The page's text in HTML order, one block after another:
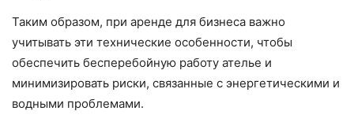
Таким образом, при аренде для бизнеса важно
учитывать эти технические особенности, чтобы
обеспечить бесперебойную работу ателье и
минимизировать риски, связанные с энергетическими и
водными проблемами.